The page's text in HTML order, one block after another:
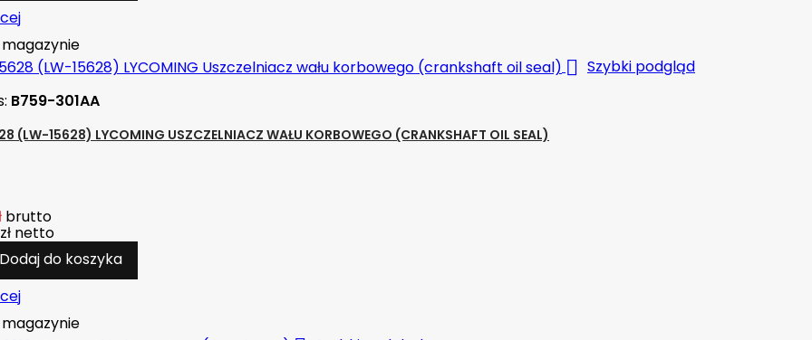
 Szybki podgląd
B759-301AA
(LW-15628) LYCOMING USZCZELNIACZ WAŁU KORBOWEGO (CRANKSHAFT OIL SEAL)
brutto
netto
Dodaj do koszyka